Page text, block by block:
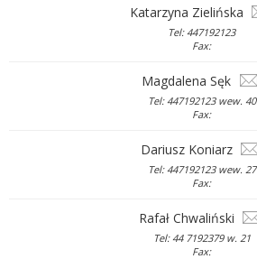
Katarzyna Zielińska
Tel: 447192123
Fax:
Magdalena Sęk
Tel: 447192123 wew. 40
Fax:
Dariusz Koniarz
Tel: 447192123 wew. 27
Fax:
Rafał Chwaliński
Tel: 44 7192379 w. 21
Fax: